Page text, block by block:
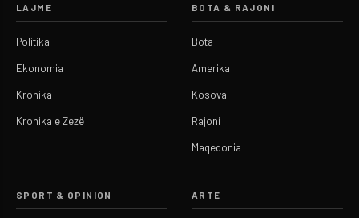
LAJME
Politika
Ekonomia
Kronika
Kronika e Zezë
BOTA & RAJONI
Bota
Amerika
Kosova
Rajoni
Maqedonia
SPORT & OPINION ARTE